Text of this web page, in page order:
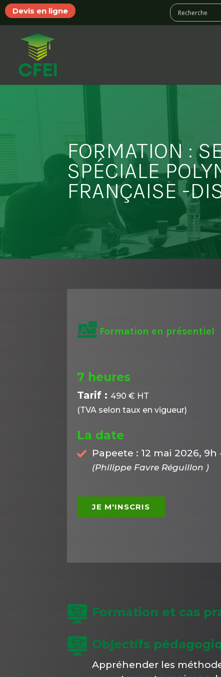
Devis en ligne
FORMATION :
SPÉCIALE
FRANÇAISE -
Formation en présentiel
7 heures
Tarif : 490 € HT
(TVA selon taux en vigueur)
La date
Papeete : 12 mai 2026, 9h
(Philippe Favre Réguillon )
JE M'INSCRIS
Formation et cas
Objectifs
Appréhender les